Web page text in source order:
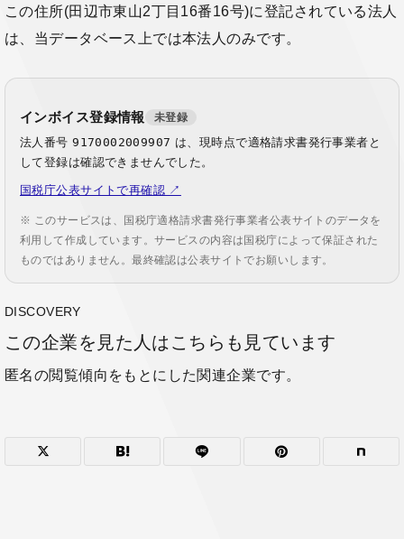
この住所(田辺市東山2丁目16番16号)に登記されている法人
は、当データベース上では本法人のみです。
インボイス登録情報 未登録
法人番号9170002009907 は、現時点で適格請求書発行事業者と
して登録は確認できませんでした。
国税庁公表サイトで再確認 ↗
※ このサービスは、国税庁適格請求書発行事業者公表サイトのデータを
利用して作成しています。サービスの内容は国税庁によって保証された
ものではありません。最終確認は公表サイトでお願いします。
DISCOVERY
この企業を見た人はこちらも見ています
匿名の閲覧傾向をもとにした関連企業です。